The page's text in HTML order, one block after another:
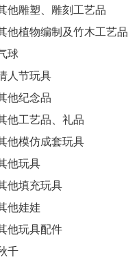
他雕塑、雕刻工艺品
他植物编制及竹木工艺品
球
人节玩具
他纪念品
他工艺品、礼品
他模仿成套玩具
他玩具
他填充玩具
他娃娃
他玩具配件
千